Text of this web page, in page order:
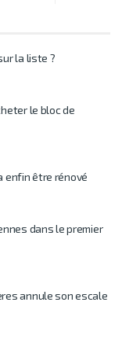
la liste ?
le bloc de
enfin être rénové
dans le premier
annule son escale